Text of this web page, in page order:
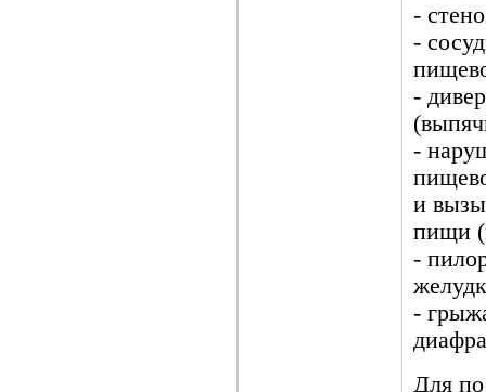
-
-
-
-
и
пищи
-
-
Для